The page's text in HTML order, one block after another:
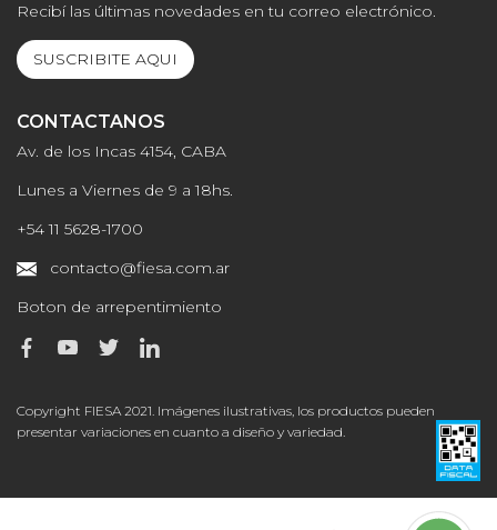
Recibí las últimas novedades en tu correo electrónico.
SUSCRIBITE AQUI
CONTACTANOS
Av. de los Incas 4154, CABA
Lunes a Viernes de 9 a 18hs.
+54 11 5628-1700
contacto@fiesa.com.ar
Boton de arrepentimiento
Copyright FIESA 2021. Imágenes ilustrativas, los productos pueden
presentar variaciones en cuanto a diseño y variedad.